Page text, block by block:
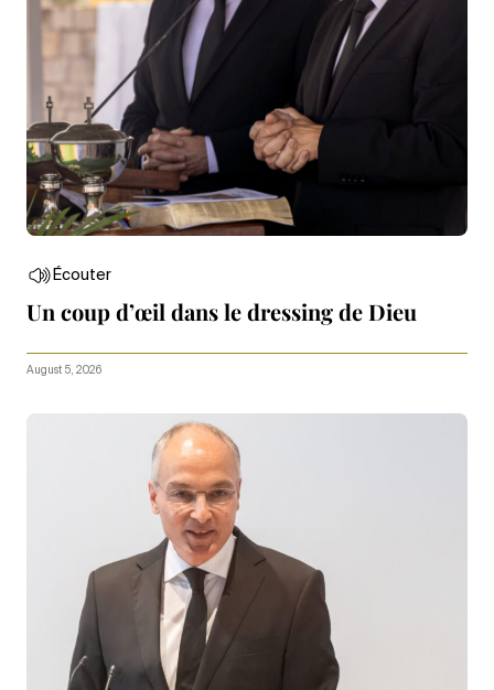
Écouter
Un coup d’œil dans le dressing de Dieu
August 5, 2026